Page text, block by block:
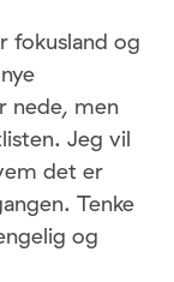
fokusland og
nede, men
Jeg vil
det er
Tenke
og